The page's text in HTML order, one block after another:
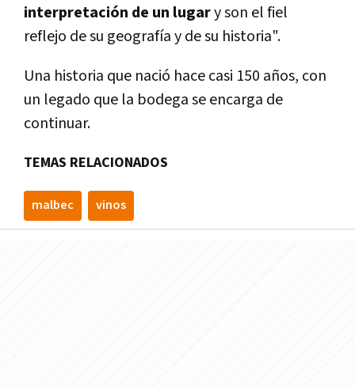
interpretación de un lugary son el fiel
reflejo de su geografía y de su historia".
Una historia que nació hace casi 150 años, con
un legado que la bodega se encarga de
continuar.
TEMAS RELACIONADOS
malbec vinos